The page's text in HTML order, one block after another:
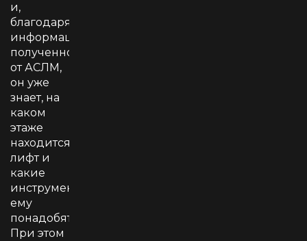
и,
благодаря
информации,
полученной
от АСЛМ,
он уже
знает, на
каком
этаже
находится
лифт и
какие
инструменты
ему
понадобятся.
При этом